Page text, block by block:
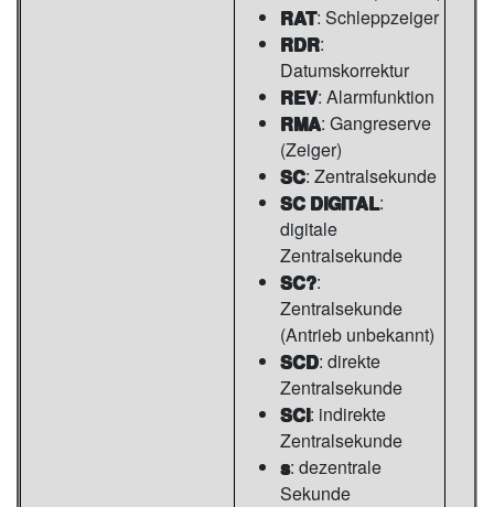
RAT: Schleppzeiger
RDR:
Datumskorrektur
REV: Alarmfunktion
RMA: Gangreserve
(Zeiger)
SC: Zentralsekunde
SC DIGITAL:
digitale
Zentralsekunde
SC?:
Zentralsekunde
(Antrieb unbekannt)
SCD: direkte
Zentralsekunde
SCI: indirekte
Zentralsekunde
s: dezentrale
Sekunde